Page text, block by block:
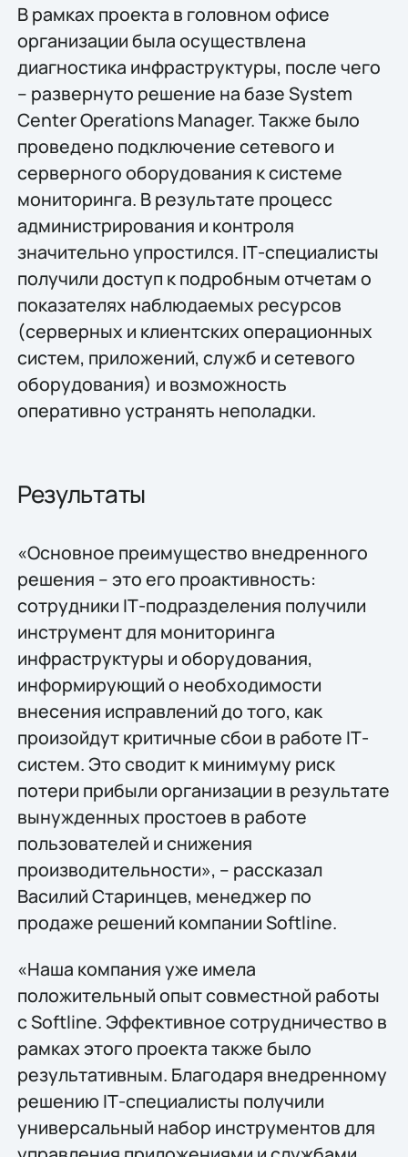
В рамках проекта в головном офисе
организации была осуществлена
диагностика инфраструктуры, после чего
– развернуто решение на базе System
Center Operations Manager. Также было
проведено подключение сетевого и
серверного оборудования к системе
мониторинга. В результате процесс
администрирования и контроля
значительно упростился. IТ-специалисты
получили доступ к подробным отчетам о
показателях наблюдаемых ресурсов
(серверных и клиентских операционных
систем, приложений, служб и сетевого
оборудования) и возможность
оперативно устранять неполадки.
Результаты
«Основное преимущество внедренного
решения – это его проактивность:
сотрудники IТ-подразделения получили
инструмент для мониторинга
инфраструктуры и оборудования,
информирующий о необходимости
внесения исправлений до того, как
произойдут критичные сбои в работе IТ-
систем. Это сводит к минимуму риск
потери прибыли организации в результате
вынужденных простоев в работе
пользователей и снижения
производительности», – рассказал
Василий Старинцев, менеджер по
продаже решений компании Softline.
«Наша компания уже имела
положительный опыт совместной работы
с Softline. Эффективное сотрудничество в
рамках этого проекта также было
результативным. Благодаря внедренному
решению IТ-специалисты получили
универсальный набор инструментов для